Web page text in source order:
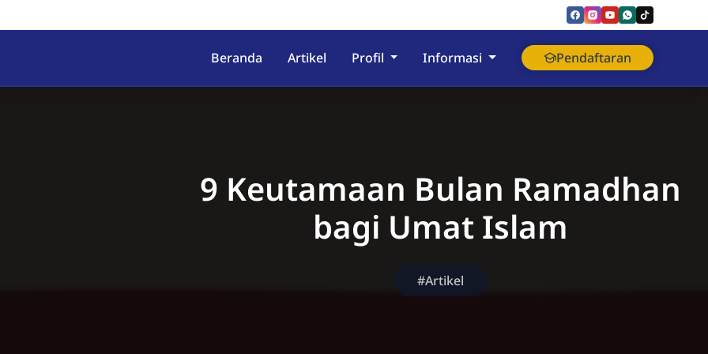
Kec. Lumbir, Kab. Banyumas
Beranda Artikel Profil Informasi Pendaftaran
9 Keutamaan Bulan Ramadhan
bagi Umat Islam
#Artikel